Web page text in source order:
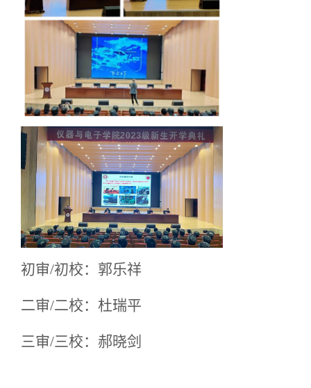
初审/初校：郭乐祥
二审/二校：杜瑞平
三审/三校：郝晓剑